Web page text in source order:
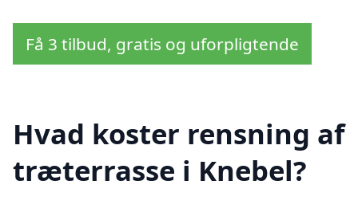
Få 3 tilbud, gratis og uforpligtende
Hvad koster rensning af
træterrasse i Knebel?